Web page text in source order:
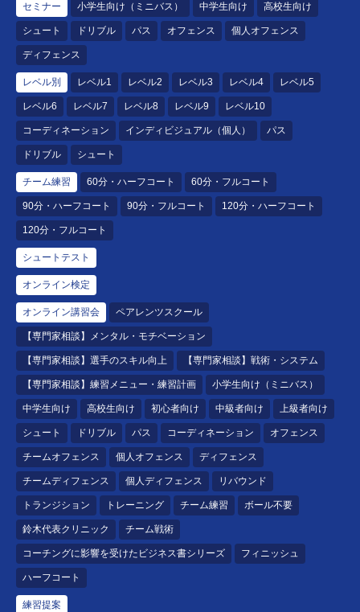
セミナー 小学生向け（ミニバス） 中学生向け 高校生向け
シュート ドリブル パス オフェンス 個人オフェンス
ディフェンス
レベル別 レベル1 レベル2 レベル3 レベル4 レベル5
レベル6 レベル7 レベル8 レベル9 レベル10
コーディネーション インディビジュアル（個人） パス
ドリブル シュート
チーム練習 60分・ハーフコート 60分・フルコート
90分・ハーフコート 90分・フルコート 120分・ハーフコート
120分・フルコート
シュートテスト
オンライン検定
オンライン講習会 ペアレンツスクール
【専門家相談】メンタル・モチベーション
【専門家相談】選手のスキル向上 【専門家相談】戦術・システム
【専門家相談】練習メニュー・練習計画 小学生向け（ミニバス）
中学生向け 高校生向け 初心者向け 中級者向け 上級者向け
シュート ドリブル パス コーディネーション オフェンス
チームオフェンス 個人オフェンス ディフェンス
チームディフェンス 個人ディフェンス リバウンド
トランジション トレーニング チーム練習 ボール不要
鈴木代表クリニック チーム戦術
コーチングに影響を受けたビジネス書シリーズ フィニッシュ
ハーフコート
練習提案